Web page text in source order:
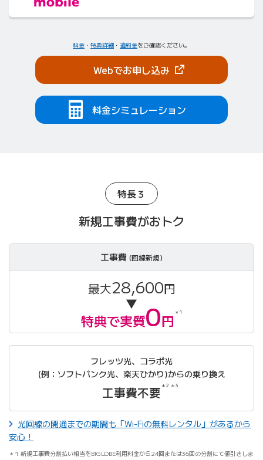
料金 ・ 特典詳細 ・ 違約金をご確認ください。
Webでお申し込み（新しいタブで開き
料金シミュレーション
特長３
新規工事費がおトク
工事費 (回線新規)
最大28,600円
▼
特典で実質0円 ＊1
フレッツ光、コラボ光
(例：ソフトバンク光、楽天ひかり)からの乗り換え
工事費不要 ＊2 ＊3
光回線の開通までの期間も「Wi-Fiの無料レンタル」があるから
安心！
1 新規工事費分割払い相当をBIGLOBE利用料金から24回または36回の分割にて値引きしま